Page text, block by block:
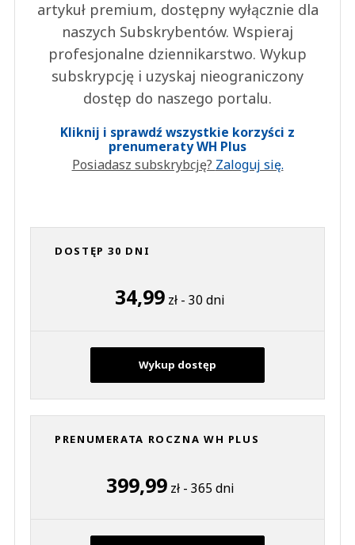
artykuł premium, dostępny wyłącznie dla
naszych Subskrybentów. Wspieraj
profesjonalne dziennikarstwo. Wykup
subskrypcję i uzyskaj nieograniczony
dostęp do naszego portalu.
Kliknij i sprawdź wszystkie korzyści z
prenumeraty WH Plus
Posiadasz subskrybcję? Zaloguj się.
DOSTĘP 30 DNI
34,99 zł - 30 dni
Wykup dostęp
PRENUMERATA ROCZNA WH PLUS
399,99zł - 365 dni